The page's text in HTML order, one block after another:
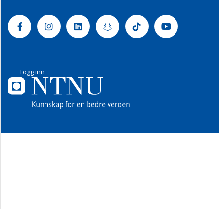
FacebookInstagramLinkedinSnapchatTiktok Youtube
Logg inn